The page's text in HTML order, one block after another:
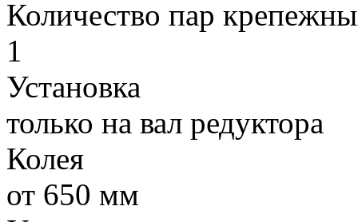
Количество пар
1
Установка
только на вал редуктора
Колея
от 650 мм